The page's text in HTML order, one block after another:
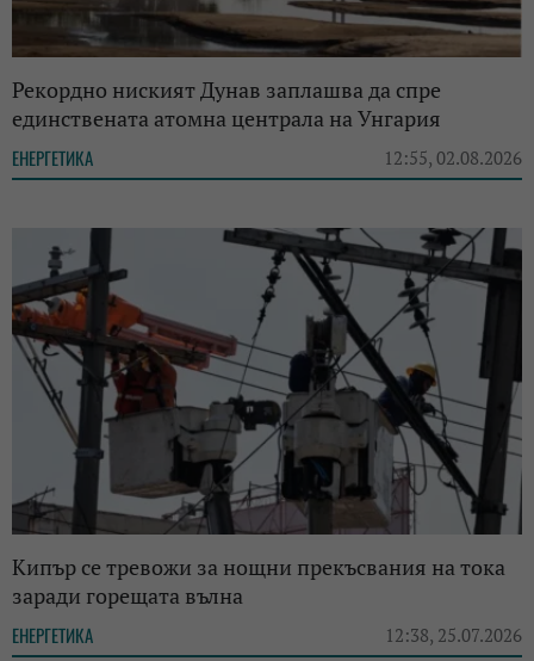
Рекордно ниският Дунав заплашва да спре
единствената атомна централа на Унгария
ЕНЕРГЕТИКА 12:55, 02.08.2026
Кипър се тревожи за нощни прекъсвания на тока
заради горещата вълна
ЕНЕРГЕТИКА 12:38, 25.07.2026